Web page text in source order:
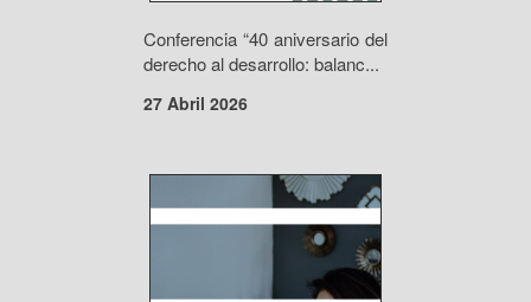
Conferencia “40 aniversario del
derecho al desarrollo: balanc...
27 Abril 2026